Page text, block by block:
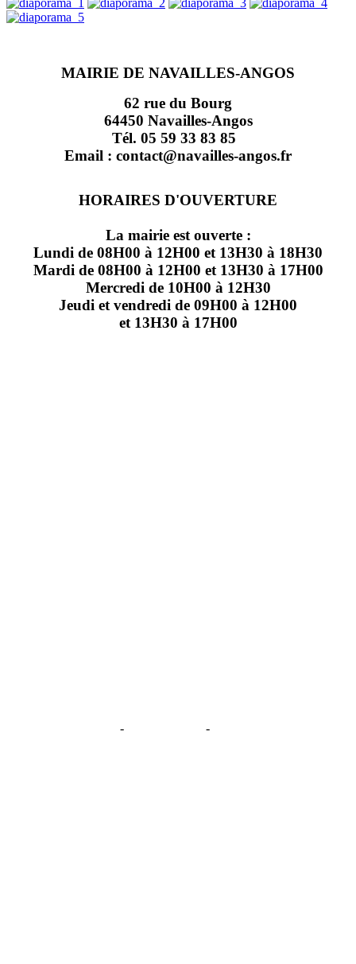
MAIRIE DE NAVAILLES-ANGOS
62 rue du Bourg
64450 Navailles-Angos
Tél. 05 59 33 83 85
Email : contact@navailles-angos.fr
HORAIRES D'OUVERTURE
La mairie est ouverte :
Lundi de 08H00 à 12H00 et 13H30 à 18H30
Mardi de 08H00 à 12H00 et 13H30 à 17H00
Mercredi de 10H00 à 12H30
Jeudi et vendredi de 09H00 à 12H00
et 13H30 à 17H00
- -